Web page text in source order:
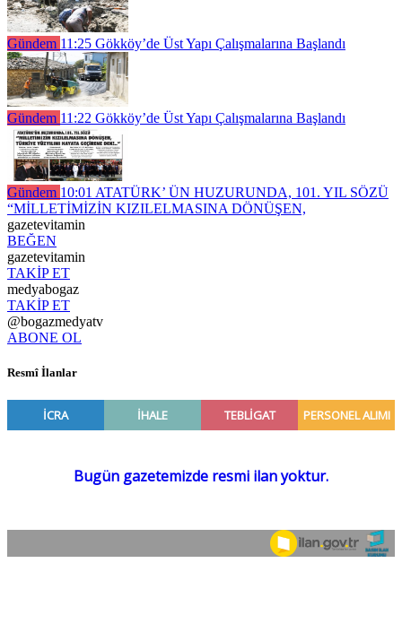
Gündem 11:25 Gökköy’de Üst Yapı Çalışmalarına Başlandı
Gündem 11:22 Gökköy’de Üst Yapı Çalışmalarına Başlandı
Gündem 10:01 ATATÜRK’ ÜN HUZURUNDA, 101. YIL SÖZÜ
“MİLLETİMİZİN KIZILELMASINA DÖNÜŞEN,
gazetevitamin
BEĞEN
gazetevitamin
TAKİP ET
medyabogaz
TAKİP ET
@bogazmedyatv
ABONE OL
Resmî İlanlar